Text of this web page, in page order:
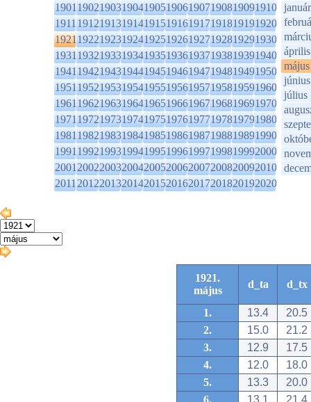
1901190219031904190519061907190819091910
1911191219131914191519161917191819191920
1921192219231924192519261927192819291930
1931193219331934193519361937193819391940
1941194219431944194519461947194819491950
1951195219531954195519561957195819591960
1961196219631964196519661967196819691970
1971197219731974197519761977197819791980
1981198219831984198519861987198819891990
1991199219931994199519961997199819992000
2001200220032004200520062007200820092010
2011201220132014201520162017201820192020
január
április
május
június
július
1921.
május
d_ta d_tx
1. 13.4
20.5
2.
15.0
21.2
3.
12.9
17.5
4.
12.0
18.0
5.
13.3
20.0
6.
13.1
21.4